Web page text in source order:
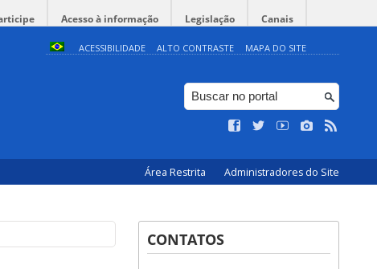
Acesso à informação Legislação Canais
ACESSIBILIDADE ALTO CONTRASTE MAPA DO SITE
Área Restrita Administradores do Site
CONTATOS